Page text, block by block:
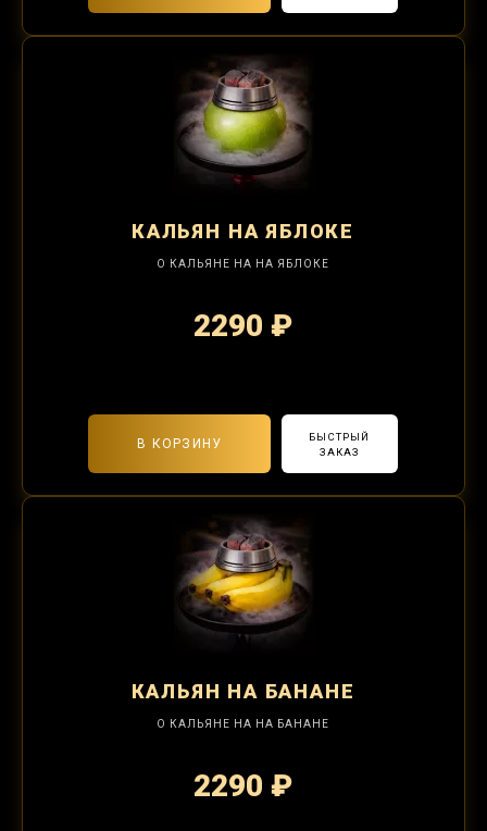
КАЛЬЯН НА ЯБЛОКЕ
О КАЛЬЯНЕ НА НА ЯБЛОКЕ
2290 ₽
В КОРЗИНУ
БЫСТРЫЙ
ЗАКАЗ
КАЛЬЯН НА БАНАНЕ
О КАЛЬЯНЕ НА НА БАНАНЕ
2290 ₽